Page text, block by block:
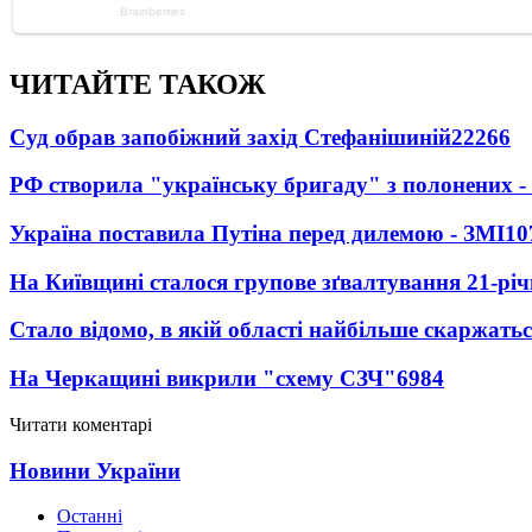
ЧИТАЙТЕ ТАКОЖ
Суд обрав запобіжний захід Стефанішиній22266
РФ створила "українську бригаду" з полонених
Україна поставила Путіна перед дилемою - ЗМІ
На Київщині сталося групове зґвалтування 21-
Стало відомо, в якій області найбільше
На Черкащині викрили "схему СЗЧ"6984
Читати коментарі
Новини України
Останні